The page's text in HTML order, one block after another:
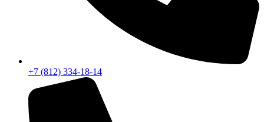
+7 (812) 334-18-14